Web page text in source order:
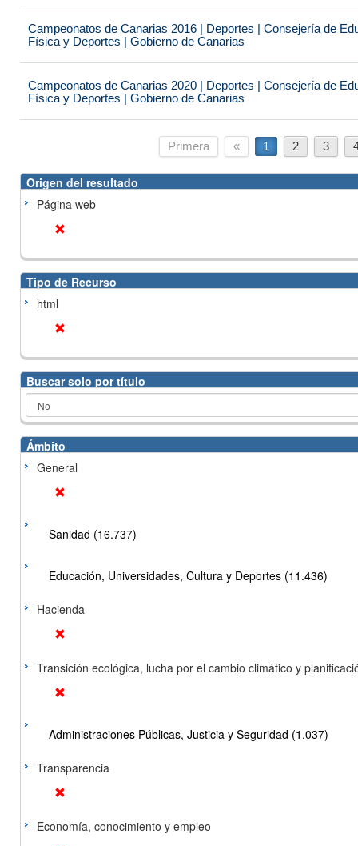
Campeonatos de Canarias 2016 | Deportes | Consejería de
Física y Deportes | Gobierno de Canarias
Campeonatos de Canarias 2020 | Deportes | Consejería de
Física y Deportes | Gobierno de Canarias
Primera « 1 2 3
Origen del resultado
Página web
Tipo de Recurso
html
Buscar solo por título
Ámbito
General
Sanidad (16.737)
Educación, Universidades, Cultura y Deportes (11.436)
Hacienda
Transición ecológica, lucha por el cambio climático y
Administraciones Públicas, Justicia y Seguridad (1.037)
Transparencia
Economía, conocimiento y empleo